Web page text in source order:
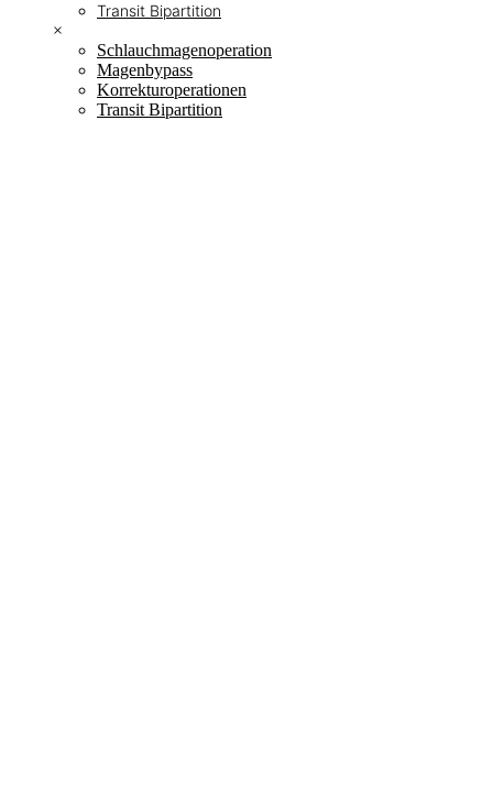
Transit Bipartition
×
Schlauchmagenoperation
Magenbypass
Korrekturoperationen
Transit Bipartition